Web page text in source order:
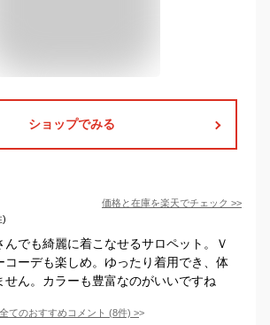
ショップでみる
価格と在庫を楽天でチェック >>
)
んでも綺麗に着こなせるサロペット。Ｖ
コーデも楽しめ。ゆったり着用でき、体
せん。カラーも豊富なのがいいですね
全てのおすすめコメント (8件) >